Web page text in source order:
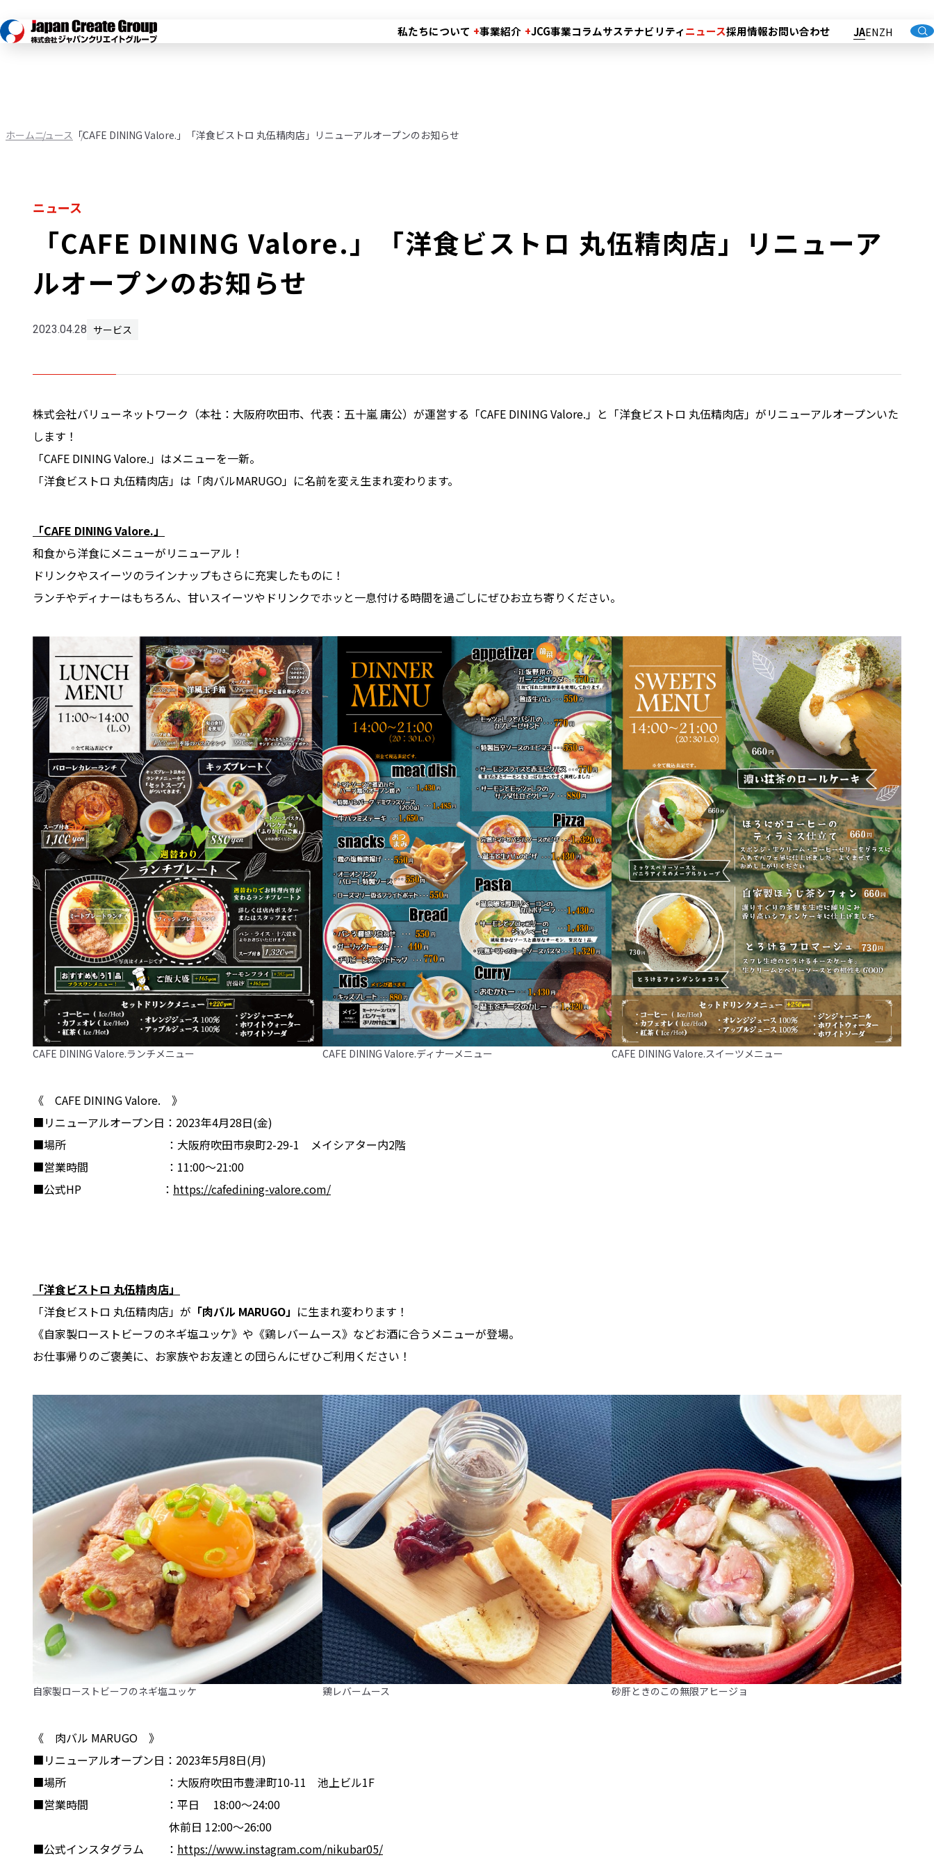
私たちについて 事業紹介 JCG事業コラムサステナビリティニュース採用情報お問い合わせ JAENZH
ホームニュース 「CAFE DINING Valore.」「洋食ビストロ 丸伍精肉店」リニューアルオープンのお知らせ
ニュース
「CAFE DINING Valore.」「洋食ビストロ 丸伍精肉店」リニューア
ルオープンのお知らせ
2023.04.28 サービス
株式会社バリューネットワーク（本社：大阪府吹田市、代表：五十嵐 庸公）が運営する「CAFE DINING Valore.」と「洋食ビストロ 丸伍精肉店」がリニューアルオープンいた
します！
「CAFE DINING Valore.」はメニューを一新。
「洋食ビストロ 丸伍精肉店」は「肉バルMARUGO」に名前を変え生まれ変わります。
「CAFE DINING Valore.」
和食から洋食にメニューがリニューアル！
ドリンクやスイーツのラインナップもさらに充実したものに！
ランチやディナーはもちろん、甘いスイーツやドリンクでホッと一息付ける時間を過ごしにぜひお立ち寄りください。
CAFE DINING Valore.ランチメニュー CAFE DINING Valore.ディナーメニュー CAFE DINING Valore.スイーツメニュー
《 CAFE DINING Valore. 》
■リニューアルオープン日：2023年4月28日(金)
■場所 ：大阪府吹田市泉町2-29-1 メイシアター内2階
■営業時間 ：11:00～21:00
■公式HP ： https://cafedining-valore.com/
「洋食ビストロ 丸伍精肉店」
「洋食ビストロ 丸伍精肉店」が 「肉バル MARUGO」 に生まれ変わります！
《自家製ローストビーフのネギ塩ユッケ》や《鶏レバームース》などお酒に合うメニューが登場。
お仕事帰りのご褒美に、お家族やお友達との団らんにぜひご利用ください！
自家製ローストビーフのネギ塩ユッケ 鶏レバームース 砂肝ときのこの無限アヒージョ
《 肉バル MARUGO 》
■リニューアルオープン日：2023年5月8日(月)
■場所 ：大阪府吹田市豊津町10-11 池上ビル1F
■営業時間 ：平日 18:00～24:00
休前日 12:00～26:00
■公式インスタグラム ： https://www.instagram.com/nikubar05/